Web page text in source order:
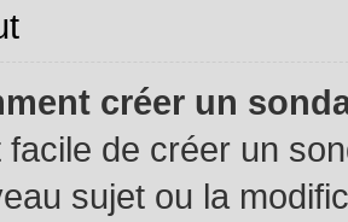
créer un
facile de créer un
sujet ou la